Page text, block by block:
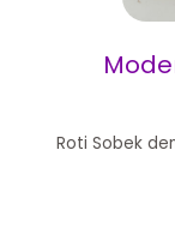
Roti Sobek